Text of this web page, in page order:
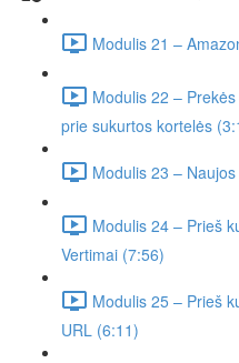
Modulis 21 –
Modulis 22 –
prie sukurtos kortelės
Modulis 23 –
Modulis 24 – Prieš
Vertimai (7:56)
Modulis 25 – Prieš
URL (6:11)